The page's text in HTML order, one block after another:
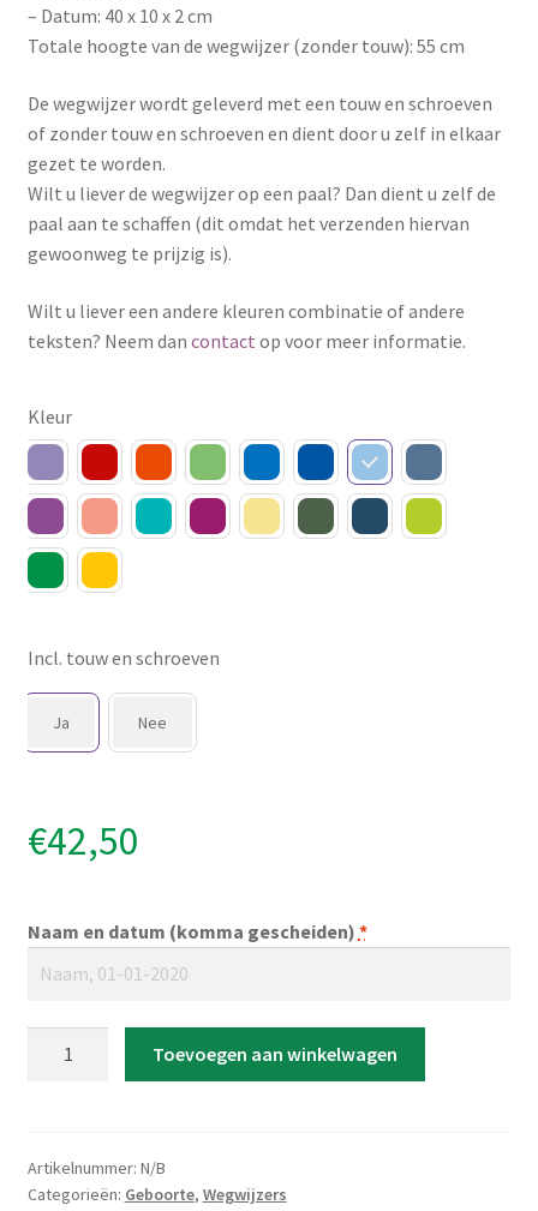
– Datum: 40 x 10 x 2 cm
Totale hoogte van de wegwijzer (zonder touw): 55 cm
De wegwijzer wordt geleverd met een touw en schroeven
of zonder touw en schroeven en dient door u zelf in elkaar
gezet te worden.
Wilt u liever de wegwijzer op een paal? Dan dient u zelf de
paal aan te schaffen (dit omdat het verzenden hiervan
gewoonweg te prijzig is).
Wilt u liever een andere kleuren combinatie of andere
teksten? Neem dan contact op voor meer informatie.
Kleur
Incl. touw en schroeven
Ja Nee
€42,50
Naam en datum (komma gescheiden) *
boy'
aantal
Toevoegen aan winkelwagen
Artikelnummer: N/B
Categorieën: Geboorte, Wegwijzers